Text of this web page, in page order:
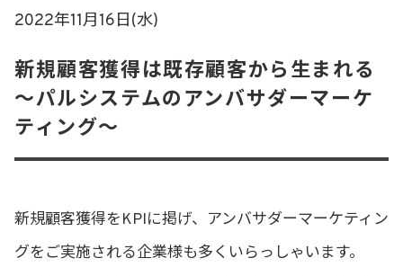
2022年11月16日(水)
新規顧客獲得は既存顧客から生まれる
〜パルシステムのアンバサダーマーケ
ティング〜
新規顧客獲得をKPIに掲げ、アンバサダーマーケティン
グをご実施される企業様も多くいらっしゃいます。